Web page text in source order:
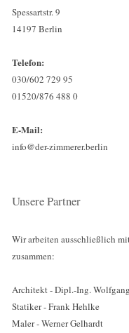
Spessartstr. 9
14197 Berlin
Telefon:
030/602 729 95
01520/876 488 0
E-Mail:
info@der-zimmerer.berlin
Unsere Partner
Wir arbeiten ausschließlich
zusammen:
Architekt - Dipl.-Ing.
Statiker - Frank Hehlke
Maler - Werner Gelhardt